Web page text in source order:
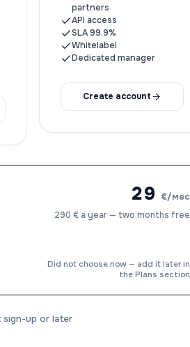
partners
API access
SLA 99.9%
Whitelabel
Dedicated manager
Create account
29 €/мес
290 € a year — two months free
Did not choose now — add it later in
the Plans section
sign-up or later